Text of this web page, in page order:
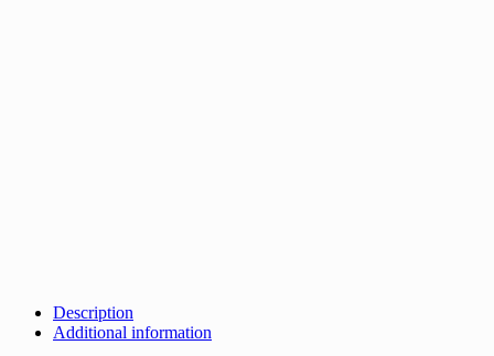
Description
Additional information